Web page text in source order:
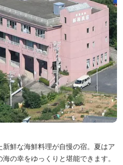
鮮な海鮮料理が自慢の宿。夏はア
の幸をゆっくりと堪能できます。